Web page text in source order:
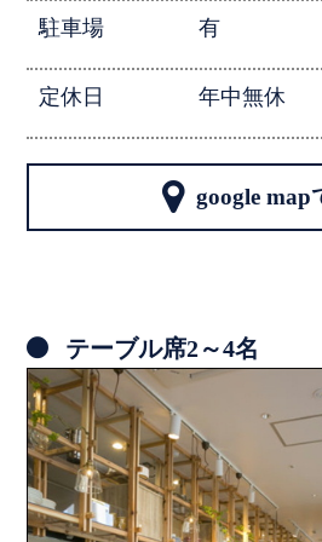
駐車場 有
定休日 年中無休
google map
テーブル席2～4名